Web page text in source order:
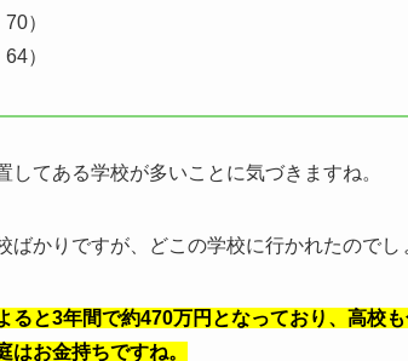
）
）
てある学校が多いことに気づきますね。
かりですが、どこの学校に行かれたのでし
ると3年間で約470万円となっており、高校
はお金持ちですね。